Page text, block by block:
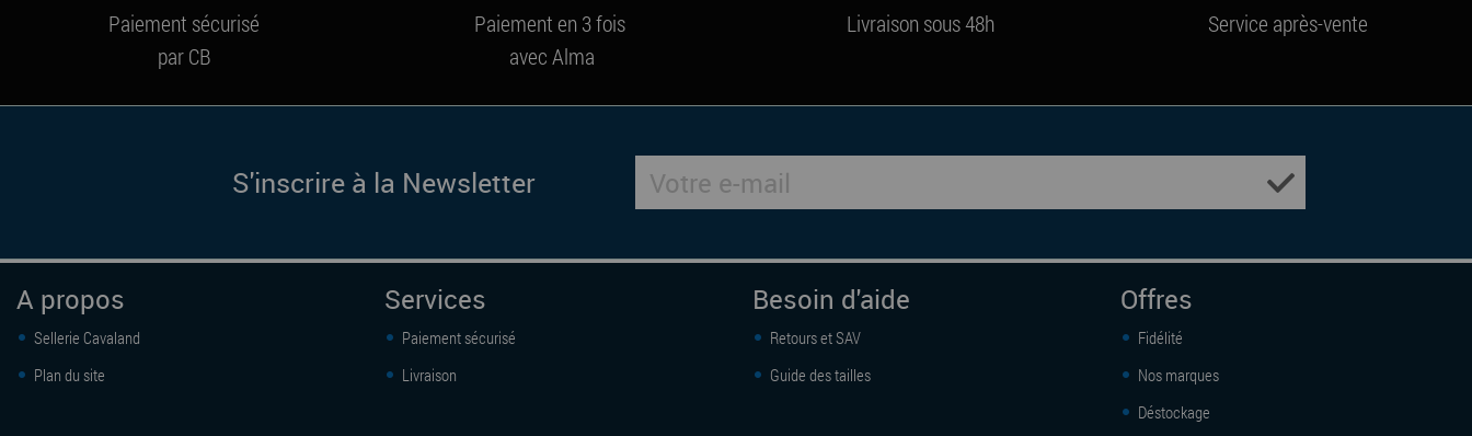
Paiement sécurisé
par CB
Paiement en 3 fois
avec Alma
Livraison sous 48h Service après-vente
S'inscrire à la Newsletter
A propos
Sellerie Cavaland
Plan du site
Services
Paiement sécurisé
Livraison
Besoin d'aide
Retours et SAV
Guide des tailles
Offres
Fidélité
Nos marques
Déstockage